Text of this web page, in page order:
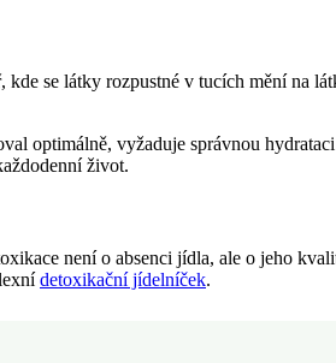
se látky rozpustné v tucích mění na
optimálně, vyžaduje správnou
život.
není o absenci jídla, ale o jeho
detoxikační jídelníček.